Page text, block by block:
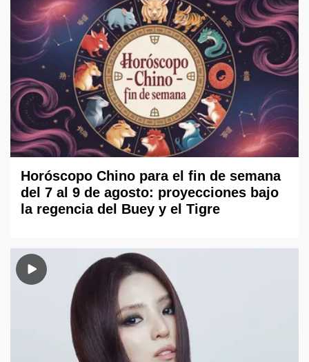
Horóscopo Chino para el fin de semana
del 7 al 9 de agosto: proyecciones bajo
la regencia del Buey y el Tigre